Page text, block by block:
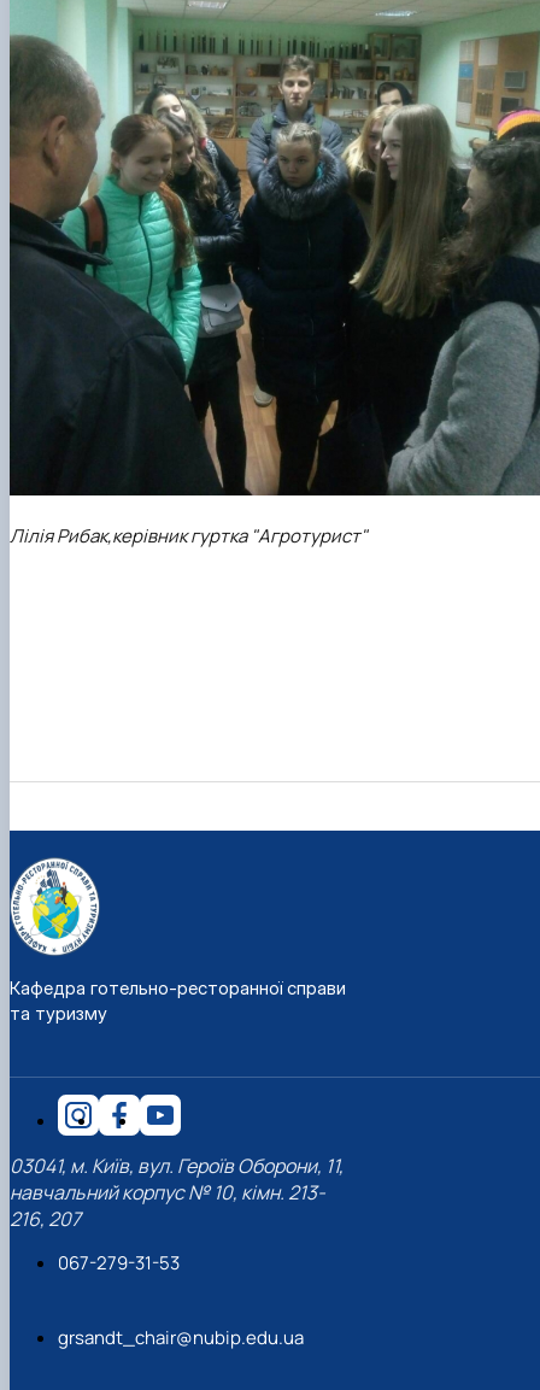
Лілія Рибак,керівник гуртка "Агротурист"
Кафедра готельно-ресторанної справи
та туризму
03041, м. Київ, вул. Героїв Оборони, 11,
навчальний корпус № 10, кімн. 213-
216, 207
067-279-31-53
grsandt_chair@nubip.edu.ua